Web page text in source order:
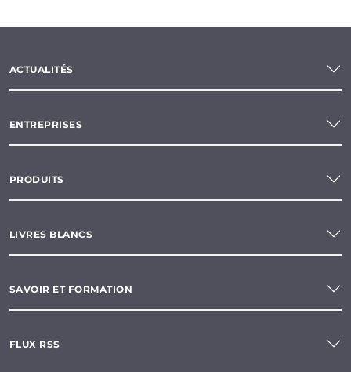
ACTUALITÉS
ENTREPRISES
PRODUITS
LIVRES BLANCS
SAVOIR ET FORMATION
FLUX RSS